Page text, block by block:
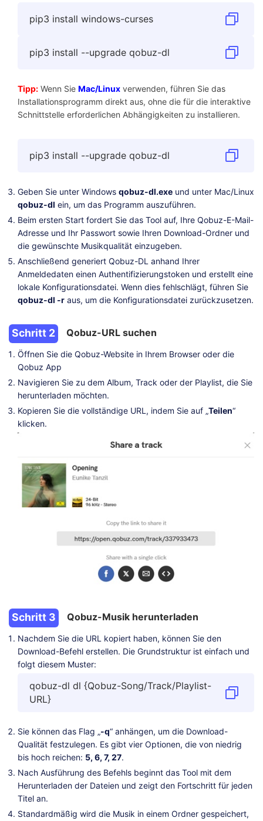
pip3 install windows-curses
pip3 install --upgrade qobuz-dl
Tipp: Wenn Sie Mac/Linux verwenden, führen Sie das
Installationsprogramm direkt aus, ohne die für die interaktive
Schnittstelle erforderlichen Abhängigkeiten zu installieren.
pip3 install --upgrade qobuz-dl
Geben Sie unter Windows qobuz-dl.exe und unter Mac/Linux
qobuz-dl ein, um das Programm auszuführen.
Beim ersten Start fordert Sie das Tool auf, Ihre Qobuz-E-Mail-
Adresse und Ihr Passwort sowie Ihren Download-Ordner und
die gewünschte Musikqualität einzugeben.
Anschließend generiert Qobuz-DL anhand Ihrer
Anmeldedaten einen Authentifizierungstoken und erstellt eine
lokale Konfigurationsdatei. Wenn dies fehlschlägt, führen Sie
qobuz-dl -r aus, um die Konfigurationsdatei zurückzusetzen.
Schritt 2 Qobuz-URL suchen
Öffnen Sie die Qobuz-Website in Ihrem Browser oder die
Qobuz App
Navigieren Sie zu dem Album, Track oder der Playlist, die Sie
herunterladen möchten.
Kopieren Sie die vollständige URL, indem Sie auf „Teilen“
klicken.
Schritt 3 Qobuz-Musik herunterladen
Nachdem Sie die URL kopiert haben, können Sie den
Download-Befehl erstellen. Die Grundstruktur ist einfach und
folgt diesem Muster:
qobuz-dl dl {Qobuz-Song/Track/Playlist-
URL}
Sie können das Flag „-q“ anhängen, um die Download-
Qualität festzulegen. Es gibt vier Optionen, die von niedrig
bis hoch reichen: 5, 6, 7, 27.
Nach Ausführung des Befehls beginnt das Tool mit dem
Herunterladen der Dateien und zeigt den Fortschritt für jeden
Titel an.
Standardmäßig wird die Musik in einem Ordner gespeichert,